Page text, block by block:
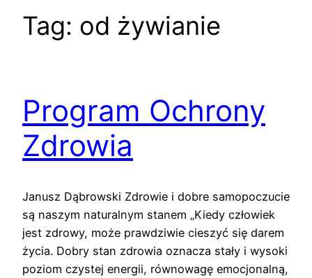
Tag: od żywianie
Program Ochrony
Zdrowia
Janusz Dąbrowski Zdrowie i dobre samopoczucie
są naszym naturalnym stanem „Kiedy człowiek
jest zdrowy, może prawdziwie cieszyć się darem
życia. Dobry stan zdrowia oznacza stały i wysoki
poziom czystej energii, równowagę emocjonalną,